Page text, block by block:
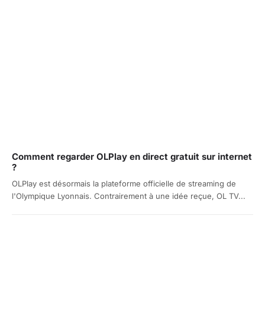
Comment regarder OLPlay en direct gratuit sur internet
?
OLPlay est désormais la plateforme officielle de streaming de
l'Olympique Lyonnais. Contrairement à une idée reçue, OL TV...